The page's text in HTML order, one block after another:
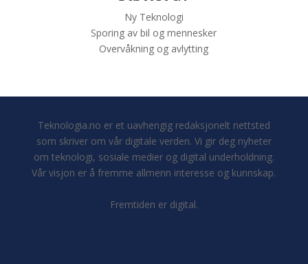
Ny Teknologi
Sporing av bil og mennesker
Overvåkning og avlytting
Teknologia.no er et uavhengig redaksjonelt nettsted
som skriver om vår digitale verden. Vi gir deg nyheter
om teknologi, sosiale medier og digital underholdning.
Vår visjon er å fremme allmenn interesse og kunnskap.
Fremtiden er digital.